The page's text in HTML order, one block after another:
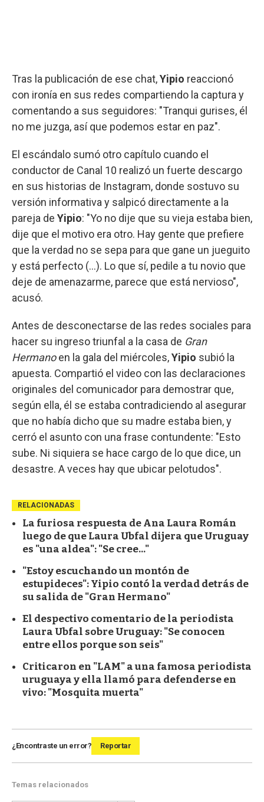
Tras la publicación de ese chat,Yipio reaccionó
con ironía en sus redes compartiendo la captura y
comentando a sus seguidores: "Tranqui gurises, él
no me juzga, así que podemos estar en paz".
El escándalo sumó otro capítulo cuando el
conductor de Canal 10 realizó un fuerte descargo
en sus historias de Instagram, donde sostuvo su
versión informativa y salpicó directamente a la
pareja de Yipio: "Yo no dije que su vieja estaba bien,
dije que el motivo era otro. Hay gente que prefiere
que la verdad no se sepa para que gane un jueguito
y está perfecto (...). Lo que sí, pedile a tu novio que
deje de amenazarme, parece que está nervioso",
acusó.
Antes de desconectarse de las redes sociales para
hacer su ingreso triunfal a la casa de Gran
Hermanoen la gala del miércoles,Yipio subió la
apuesta. Compartió el video con las declaraciones
originales del comunicador para demostrar que,
según ella, él se estaba contradiciendo al asegurar
que no había dicho que su madre estaba bien, y
cerró el asunto con una frase contundente: "Esto
sube. Ni siquiera se hace cargo de lo que dice, un
desastre. A veces hay que ubicar pelotudos".
RELACIONADAS
La furiosa respuesta de Ana Laura Román
luego de que Laura Ubfal dijera que Uruguay
es "una aldea": "Se cree..."
"Estoy escuchando un montón de
estupideces": Yipio contó la verdad detrás de
su salida de "Gran Hermano"
El despectivo comentario de la periodista
Laura Ubfal sobre Uruguay: "Se conocen
entre ellos porque son seis"
Criticaron en "LAM" a una famosa periodista
uruguaya y ella llamó para defenderse en
vivo: "Mosquita muerta"
¿Encontraste un error? Reportar
Temas relacionados